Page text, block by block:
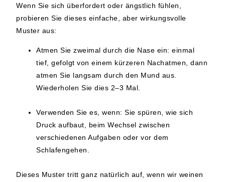
Wenn Sie sich überfordert oder ängstlich fühlen,
probieren Sie dieses einfache, aber wirkungsvolle
Muster aus:
Atmen Sie zweimal durch die Nase ein: einmal
tief, gefolgt von einem kürzeren Nachatmen, dann
atmen Sie langsam durch den Mund aus.
Wiederholen Sie dies 2–3 Mal.
Verwenden Sie es, wenn: Sie spüren, wie sich
Druck aufbaut, beim Wechsel zwischen
verschiedenen Aufgaben oder vor dem
Schlafengehen.
Dieses Muster tritt ganz natürlich auf, wenn wir weinen